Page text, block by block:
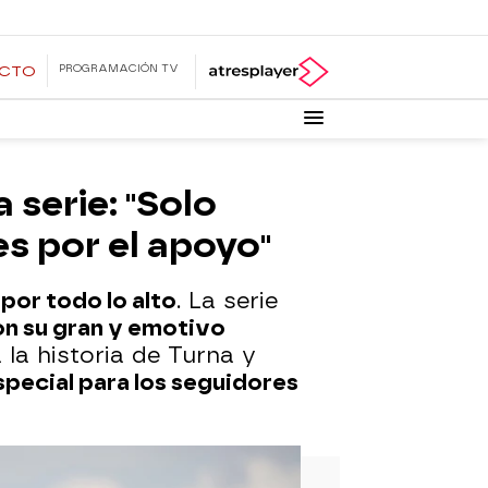
PROGRAMACIÓN TV
serie: "Solo
por el apoyo"
todo lo alto. La serie
su gran y emotivo
la historia de Turna y
para los seguidores